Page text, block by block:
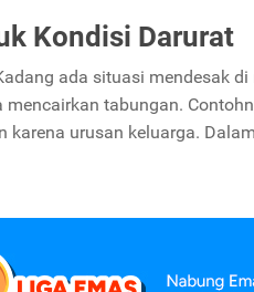
Kondisi Darurat
ada situasi mendesak
tabungan.
karena urusan keluarga.